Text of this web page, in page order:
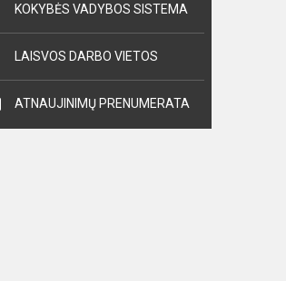
KOKYBĖS VADYBOS SISTEMA
LAISVOS DARBO VIETOS
ATNAUJINIMŲ PRENUMERATA